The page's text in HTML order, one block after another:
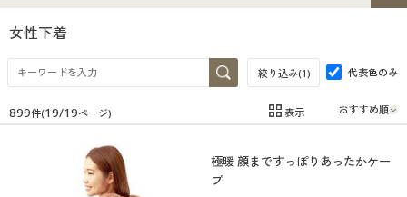
レディースファッション
女性下着
インナー・下着通販すべて
女性下着
メンズ下着
ジュニア・ティーンズ下着
メンズ
メンズ通販すべて
メンズファッション
メンズ下着
家電・雑貨
家電・雑貨すべて
寝具・インテリア・家具
寝具・インテリア・家具通販すべて
美容・健康
女性下着
絞り込み(1) 代表色のみ
在庫 在庫のある商品のみ表示
899件(19/19ページ) 表示
極暖 顔まですっぽりあったかケー
プ